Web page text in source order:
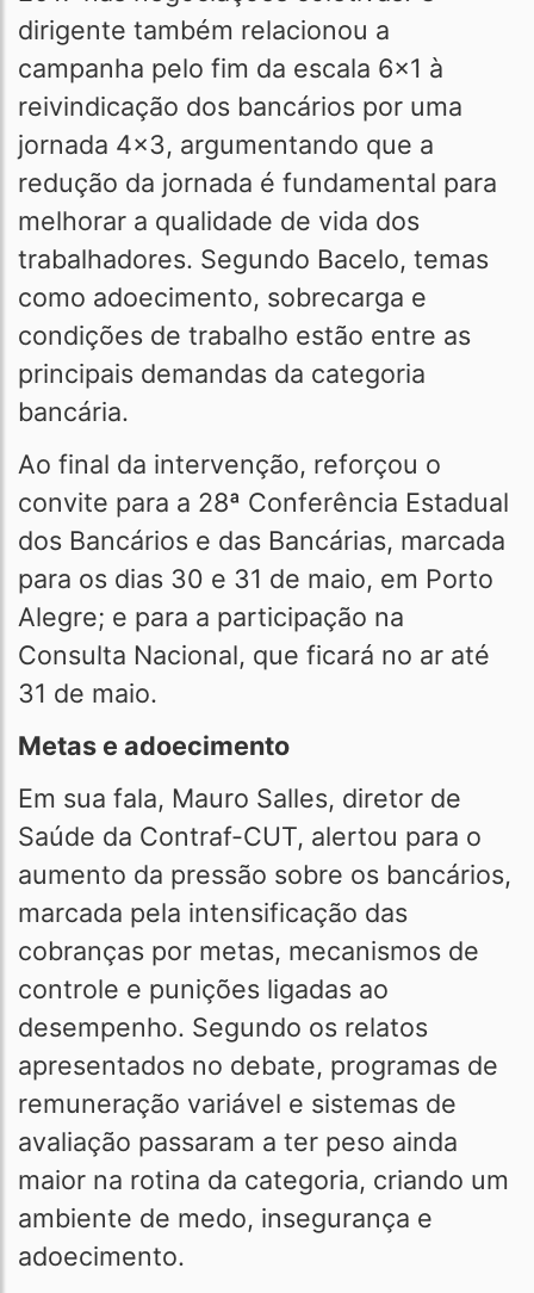
dirigente também relacionou a
campanha pelo fim da escala 6x1 à
reivindicação dos bancários por uma
jornada 4x3, argumentando que a
redução da jornada é fundamental para
melhorar a qualidade de vida dos
trabalhadores. Segundo Bacelo, temas
como adoecimento, sobrecarga e
condições de trabalho estão entre as
principais demandas da categoria
bancária.
Ao final da intervenção, reforçou o
convite para a 28ª Conferência Estadual
dos Bancários e das Bancárias, marcada
para os dias 30 e 31 de maio, em Porto
Alegre; e para a participação na
Consulta Nacional, que ficará no ar até
31 de maio.
Metas e adoecimento
Em sua fala, Mauro Salles, diretor de
Saúde da Contraf-CUT, alertou para o
aumento da pressão sobre os bancários,
marcada pela intensificação das
cobranças por metas, mecanismos de
controle e punições ligadas ao
desempenho. Segundo os relatos
apresentados no debate, programas de
remuneração variável e sistemas de
avaliação passaram a ter peso ainda
maior na rotina da categoria, criando um
ambiente de medo, insegurança e
adoecimento.